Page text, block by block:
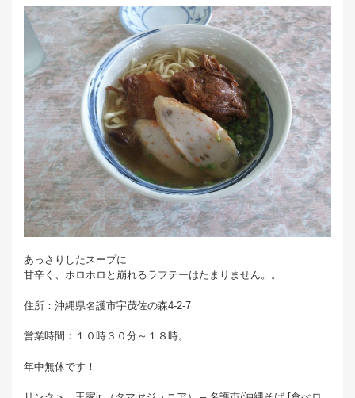
あっさりしたスープに
甘辛く、ホロホロと崩れるラフテーはたまりません。。
住所：沖縄県名護市宇茂佐の森4-2-7
営業時間：１０時３０分～１８時。
年中無休です！